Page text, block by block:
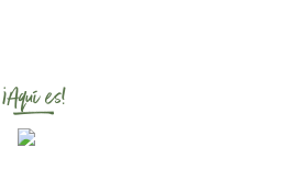
¡Aquí es!